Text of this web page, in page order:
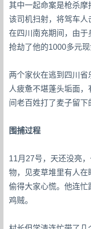
其中一起命案是枪杀
该司机扫射，将驾车人
在四川南充期间，由于
抢劫了他的1000多元现
两个家伙在逃到四川
人疲惫不堪蓬头垢面
间老百姓打了麦子留下
围捕过程
11月27号，天还没亮
物，见麦草堆里有人
偷得大家心慌。他连
鸡贼。